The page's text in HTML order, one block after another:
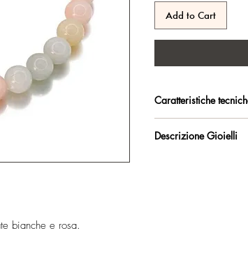
bianche e rosa.
Add to Cart
Caratteristiche
trattamento
Descrizione Gioielli